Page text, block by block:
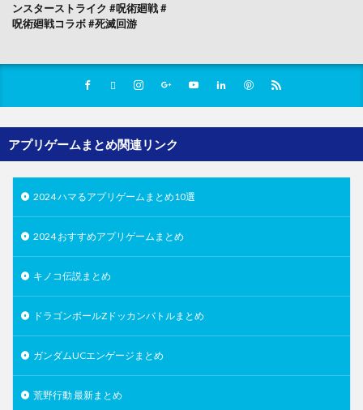
ンスターストライク #呪術廻戦 #
呪術廻戦コラボ #死滅回游
アプリゲームまとめ関連リンク
2024 ハマるアプリゲームまとめ10選
2024 おすすめアプリゲームまとめ
キノコ伝説まとめ
ドラゴンボールZドッカンバトルまとめ
ガンダムUCエンゲージまとめ
荒野行動 最新まとめ